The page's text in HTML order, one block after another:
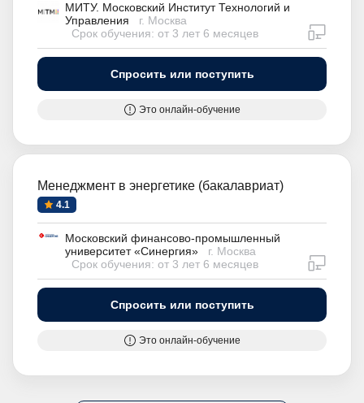
МИТУ. Московский Институт Технологий и
Управления
г. Москва
Срок обучения: от 3 лет 6 месяцев
Спросить или поступить
Это онлайн-обучение
Менеджмент в энергетике (бакалавриат)
4.1
Московский финансово-промышленный
университет «Синергия»
г. Москва
Срок обучения: от 3 лет 6 месяцев
Спросить или поступить
Это онлайн-обучение